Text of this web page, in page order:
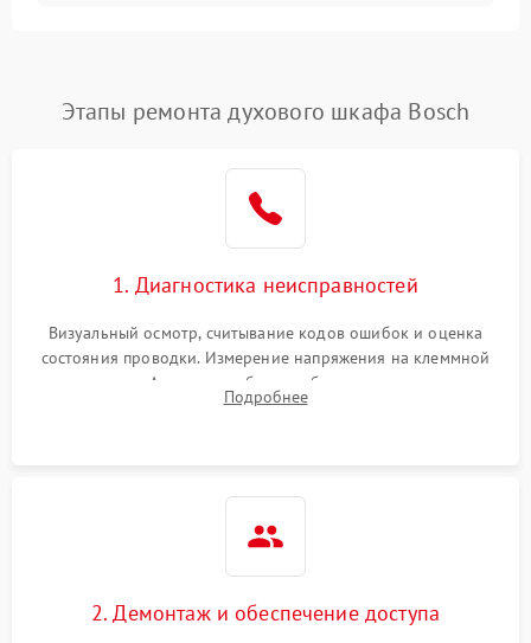
Этапы ремонта духового шкафа Bosch
1. Диагностика неисправностей
Визуальный осмотр, считывание кодов ошибок и оценка
состояния проводки. Измерение напряжения на клеммной
колодке. Анализ жалоб на проблемы с нагревом,
конвекцией, панелью управления или блокировкой дверцы.
Подробнее
2. Демонтаж и обеспечение доступа